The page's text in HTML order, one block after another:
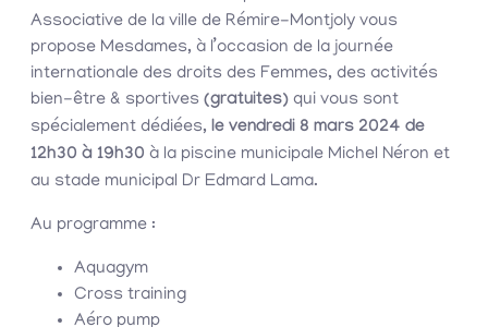
Associative de la ville de Rémire-Montjoly vous
propose Mesdames, à l’occasion de la journée
internationale des droits des Femmes, des activités
bien-être & sportives (gratuites) qui vous sont
spécialement dédiées, le vendredi 8 mars 2024 de
12h30 à 19h30 à la piscine municipale Michel Néron et
au stade municipal Dr Edmard Lama.
Au programme :
Aquagym
Cross training
Aéro pump